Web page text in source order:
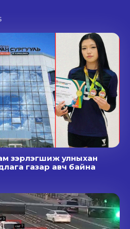
зэрлэгшиж улныхан
газар авч байна